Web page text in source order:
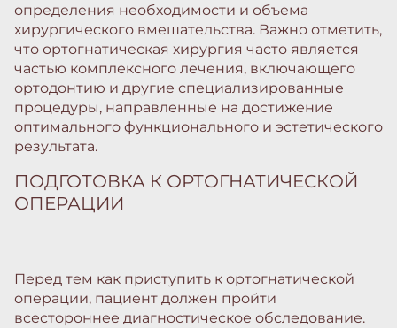
определения необходимости и объема
хирургического вмешательства. Важно отметить,
что ортогнатическая хирургия часто является
частью комплексного лечения, включающего
ортодонтию и другие специализированные
процедуры, направленные на достижение
оптимального функционального и эстетического
результата.
ПОДГОТОВКА К ОРТОГНАТИЧЕСКОЙ
ОПЕРАЦИИ
Перед тем как приступить к ортогнатической
операции, пациент должен пройти
всестороннее диагностическое обследование.